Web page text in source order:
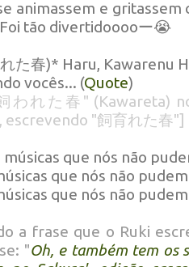
animassem e
tão divertidooooー😭
た春)* Haru, Kawarenu
vocês... (Quote)
われた春" (Kawareta)
escrevendo "飼育れた春"]
que nós não
que nós não
que nós não
a frase que o Ruki
"Oh, e também tem os